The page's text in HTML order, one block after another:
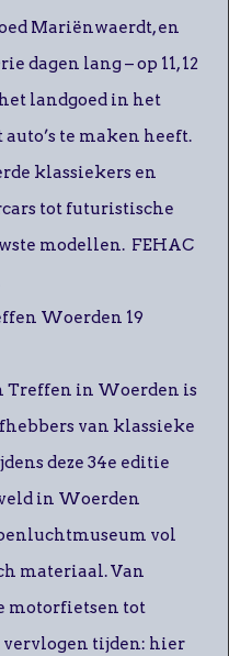
Mariënwaerdt, en
dagen lang – op 11, 12
landgoed in het
te maken heeft.
klassiekers en
tot futuristische
modellen. FEHAC
Woerden 19
Treffen in Woerden is
van klassieke
deze 34e editie
in Woerden
vol
materiaal. Van
motorfietsen tot
tijden: hier